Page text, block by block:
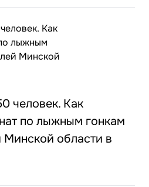
человек. Как
по лыжным гонкам
Минской области в